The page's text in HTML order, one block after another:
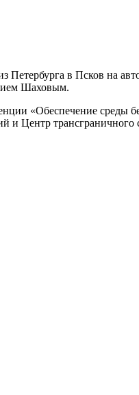
Петербурга в Псков на
Шаховым.
«Обеспечение среды
и Центр трансграничного